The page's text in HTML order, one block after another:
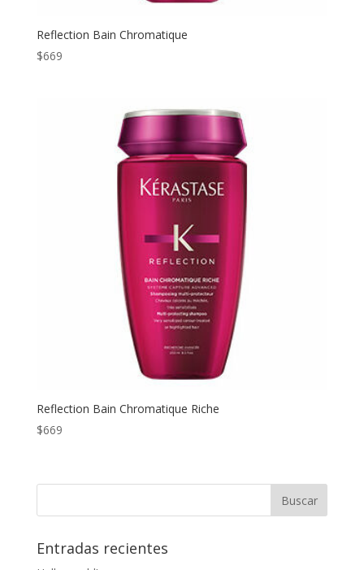
Reflection Bain Chromatique
$669
Reflection Bain Chromatique Riche
$669
Entradas recientes